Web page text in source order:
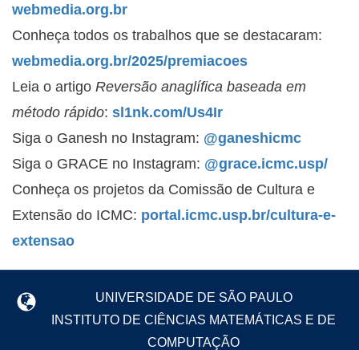
webmedia.org.br
Conheça todos os trabalhos que se destacaram:
webmedia.org.br/2025/premiacoes
Leia o artigo Reversão anaglífica baseada em
método rápido: sl1nk.com/Us4Ir
Siga o Ganesh no Instagram: @ganeshicmc
Siga o GRACE no Instagram: @grace.icmc.usp/
Conheça os projetos da Comissão de Cultura e
Extensão do ICMC: portal.icmc.usp.br/cultura-e-
extensao
UNIVERSIDADE DE SÃO PAULO
INSTITUTO DE CIÊNCIAS MATEMÁTICAS E DE
COMPUTAÇÃO